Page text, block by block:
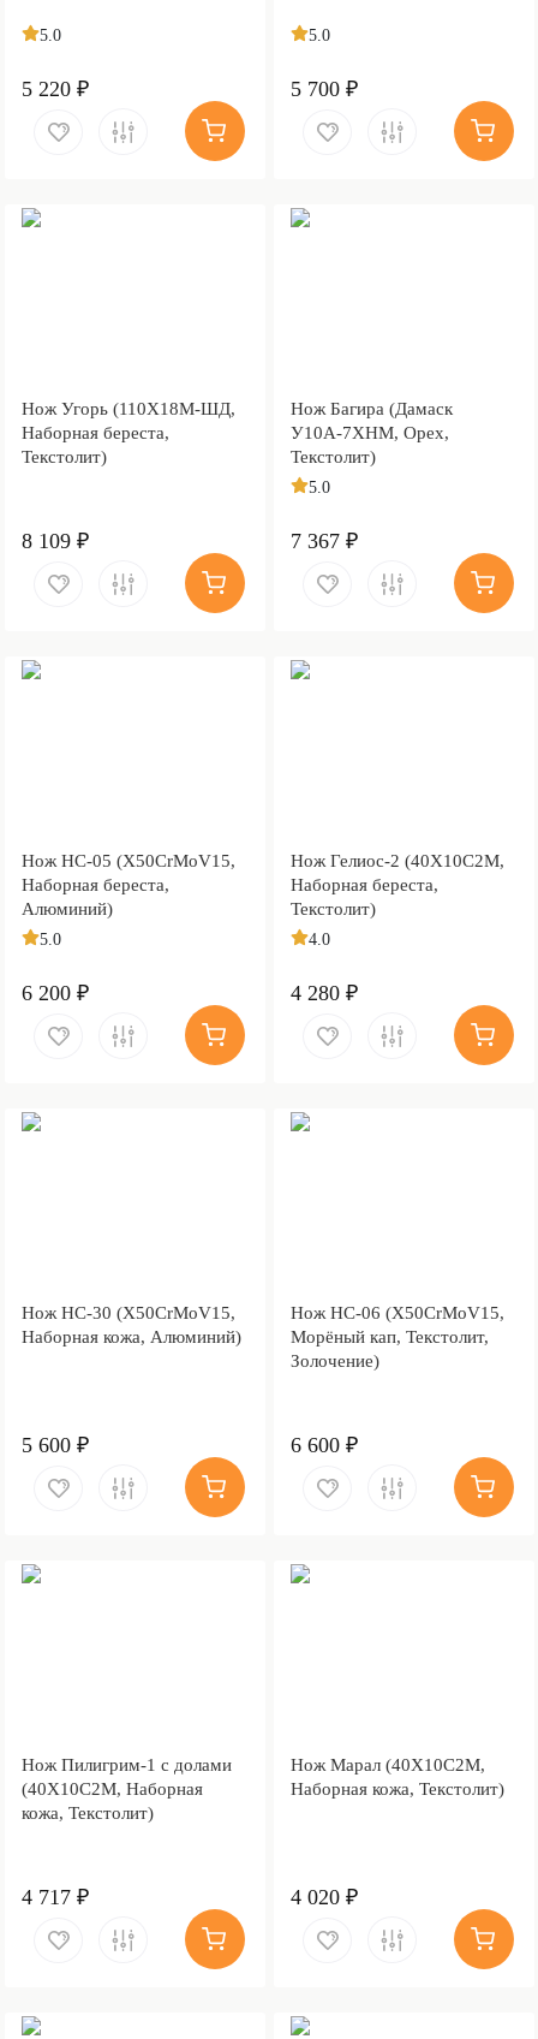
5.0
5 220 ₽
5.0
5 700 ₽
Нож Угорь (110Х18М-ШД,
Наборная береста,
Текстолит)
8 109 ₽
Нож Багира (Дамаск
У10А-7ХНМ, Орех,
Текстолит)
5.0
7 367 ₽
Нож НС-05 (X50CrMoV15,
Наборная береста,
Алюминий)
5.0
6 200 ₽
Нож Гелиос-2 (40Х10С2М,
Наборная береста,
Текстолит)
4.0
4 280 ₽
Нож НС-30 (X50CrMoV15,
Наборная кожа, Алюминий)
5 600 ₽
Нож НС-06 (X50CrMoV15,
Морёный кап, Текстолит,
Золочение)
6 600 ₽
Нож Пилигрим-1 с долами
(40Х10С2М, Наборная
кожа, Текстолит)
4 717 ₽
Нож Марал (40Х10С2М,
Наборная кожа, Текстолит)
4 020 ₽